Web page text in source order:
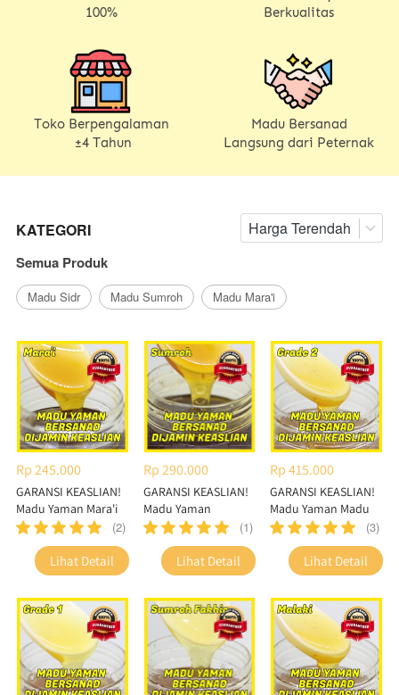
100%
Berkualitas
Toko Berpengalaman
±4 Tahun
Madu Bersanad
Langsung dari Peternak
KATEGORI Harga Terendah
Semua Produk
Madu Sidr Madu Sumroh Madu Mara'i
Rp 245.000
GARANSI KEASLIAN!
Madu Yaman Mara'i
(2)
`Lihat Detail
Rp 290.000
GARANSI KEASLIAN!
Madu Yaman
Sumroh / Sumrah
Ternak
(1)
`
Lihat Detail
Rp 415.000
GARANSI KEASLIAN!
Madu Yaman Madu
Sidr Grade 2 / Grade
(3)
`Lihat Detail